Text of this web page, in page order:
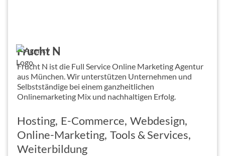
Frucht N
Frucht N ist die Full Service Online Marketing Agentur
aus München. Wir unterstützen Unternehmen und
Selbstständige bei einem ganzheitlichen
Onlinemarketing Mix und nachhaltigen Erfolg.
Hosting E-Commerce Webdesign
Online-Marketing Tools & Services
Weiterbildung